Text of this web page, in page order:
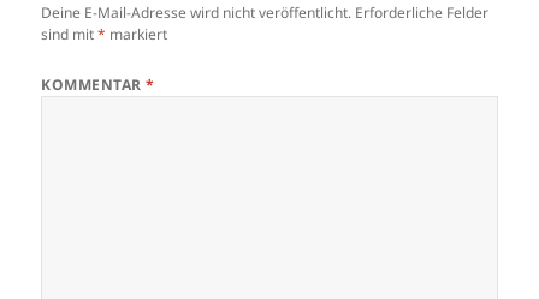
Deine E-Mail-Adresse wird nicht veröffentlicht. Erforderliche Felder
sind mit* markiert
KOMMENTAR*